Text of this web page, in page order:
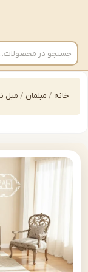
مبلمان/مبل نئوکلاسیک